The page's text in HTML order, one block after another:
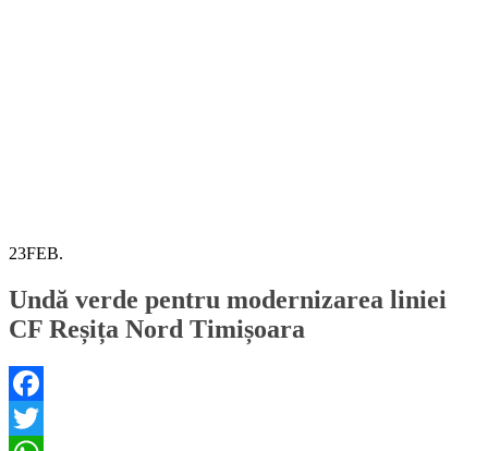
23FEB.
Undă verde pentru modernizarea liniei
CF Reșița Nord Timișoara
Facebook